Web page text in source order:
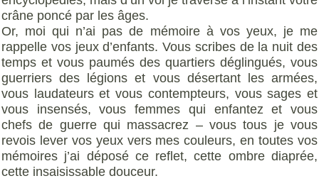
crâne poncé par les âges.
Or, moi qui n’ai pas de mémoire à vos yeux, je me
rappelle vos jeux d’enfants. Vous scribes de la nuit des
temps et vous paumés des quartiers déglingués, vous
guerriers des légions et vous désertant les armées,
vous laudateurs et vous contempteurs, vous sages et
vous insensés, vous femmes qui enfantez et vous
chefs de guerre qui massacrez – vous tous je vous
revois lever vos yeux vers mes couleurs, en toutes vos
mémoires j’ai déposé ce reflet, cette ombre diaprée,
cette insaisissable douceur.